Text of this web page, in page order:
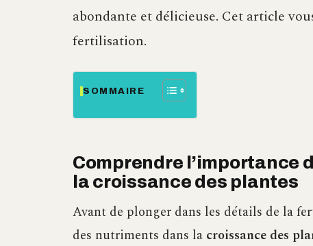
abondante et délicieuse. Cet article
fertilisation.
SOMMAIRE
Comprendre l’importance
la croissance des plantes
Avant de plonger dans les détails de la
des nutriments dans la croissance des